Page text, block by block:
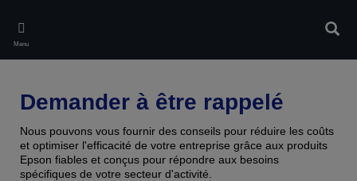
main
content
Menu
Demander à être rappelé
Nous pouvons vous fournir des conseils pour réduire les coûts
et optimiser l'efficacité de votre entreprise grâce aux produits
Epson fiables et conçus pour répondre aux besoins
spécifiques de votre secteur d'activité.